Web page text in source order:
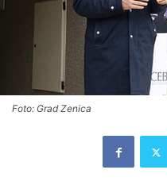
Foto: Grad Zenica